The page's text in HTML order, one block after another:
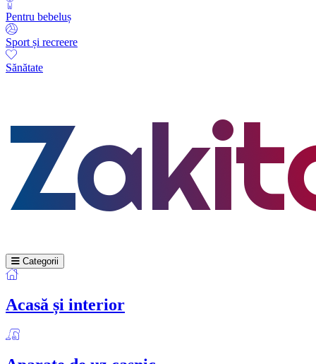
Pentru bebeluș
Sport și recreere
Sănătate
Categorii
Acasă și interior